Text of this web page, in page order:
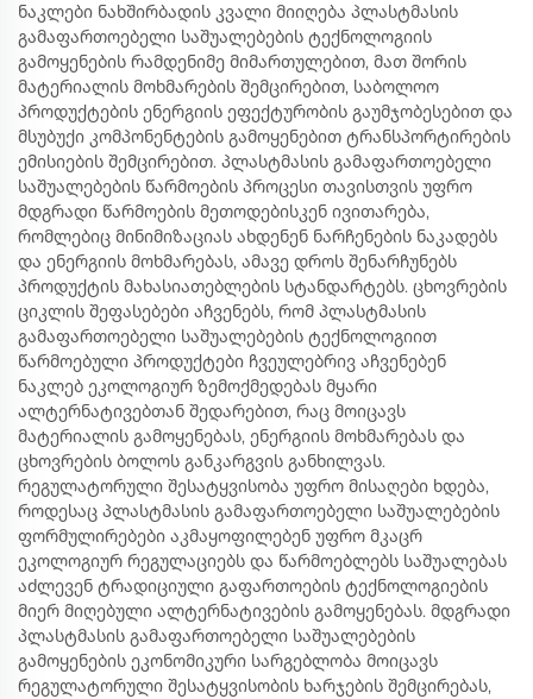
ნაკლები ნახშირბადის კვალი მიიღება პლასტმასის
გამაფართოებელი საშუალებების ტექნოლოგიის
გამოყენების რამდენიმე მიმართულებით, მათ შორის
მატერიალის მოხმარების შემცირებით, საბოლოო
პროდუქტების ენერგიის ეფექტურობის გაუმჯობესებით და
მსუბუქი კომპონენტების გამოყენებით ტრანსპორტირების
ემისიების შემცირებით. პლასტმასის გამაფართოებელი
საშუალებების წარმოების პროცესი თავისთვის უფრო
მდგრადი წარმოების მეთოდებისკენ ივითარება,
რომლებიც მინიმიზაციას ახდენენ ნარჩენების ნაკადებს
და ენერგიის მოხმარებას, ამავე დროს შენარჩუნებს
პროდუქტის მახასიათებლების სტანდარტებს. ცხოვრების
ციკლის შეფასებები აჩვენებს, რომ პლასტმასის
გამაფართოებელი საშუალებების ტექნოლოგიით
წარმოებული პროდუქტები ჩვეულებრივ აჩვენებენ
ნაკლებ ეკოლოგიურ ზემოქმედებას მყარი
ალტერნატივებთან შედარებით, რაც მოიცავს
მატერიალის გამოყენებას, ენერგიის მოხმარებას და
ცხოვრების ბოლოს განკარგვის განხილვას.
რეგულატორული შესატყვისობა უფრო მისაღები ხდება,
როდესაც პლასტმასის გამაფართოებელი საშუალებების
ფორმულირებები აკმაყოფილებენ უფრო მკაცრ
ეკოლოგიურ რეგულაციებს და წარმოებლებს საშუალებას
აძლევენ ტრადიციული გაფართოების ტექნოლოგიების
მიერ მიღებული ალტერნატივების გამოყენებას. მდგრადი
პლასტმასის გამაფართოებელი საშუალებების
გამოყენების ეკონომიკური სარგებლობა მოიცავს
რეგულატორული შესატყვისობის ხარჯების შემცირებას,